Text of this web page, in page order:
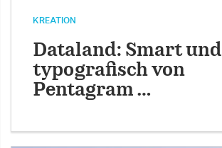
KREATION
Dataland: Smart und
typografisch von
Pentagram …